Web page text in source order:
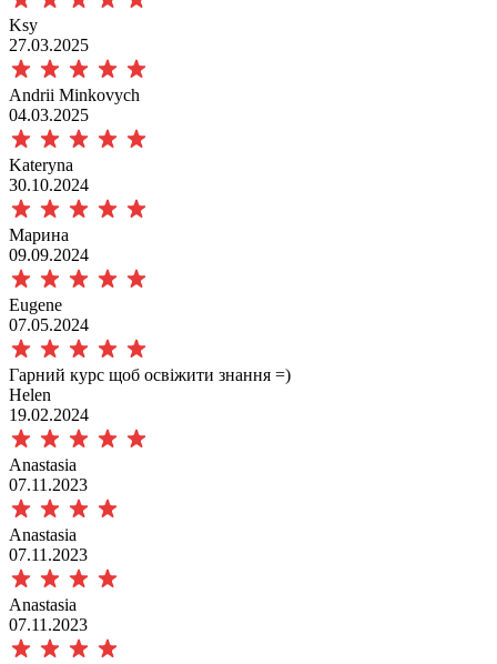
Ksy
27.03.2025
Andrii Minkovych
04.03.2025
Kateryna
30.10.2024
Марина
09.09.2024
Eugene
07.05.2024
Гарний курс щоб освіжити знання =)
Helen
19.02.2024
Anastasia
07.11.2023
Anastasia
07.11.2023
Anastasia
07.11.2023